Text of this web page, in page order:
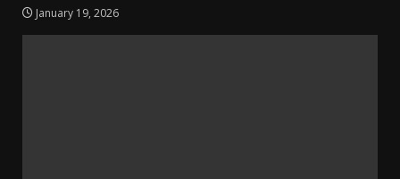
January 19, 2026